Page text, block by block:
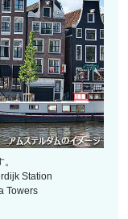
Station
Towers